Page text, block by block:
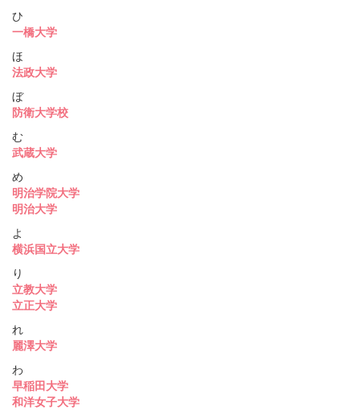
ひ
一橋大学
ほ
法政大学
ぼ
防衛大学校
む
武蔵大学
め
明治学院大学
明治大学
よ
横浜国立大学
り
立教大学
立正大学
れ
麗澤大学
わ
早稲田大学
和洋女子大学